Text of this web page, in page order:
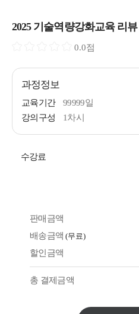
2025 기술역량강화교육 리뷰
0.0점
과정정보
교육기간
99999일
강의구성
1차시
수강료
판매금액
배송금액 (무료)
할인금액
총 결제금액